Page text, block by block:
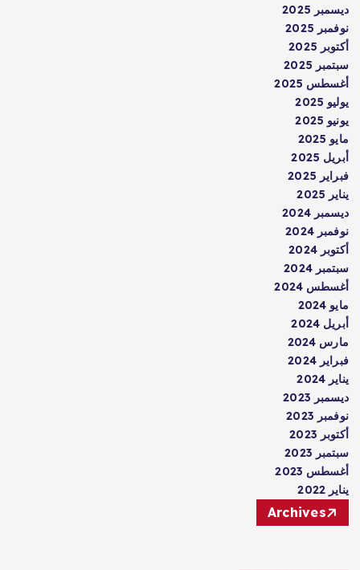
ديسمبر 2025
نوفمبر 2025
أكتوبر 2025
سبتمبر 2025
أغسطس 2025
يوليو 2025
يونيو 2025
مايو 2025
أبريل 2025
فبراير 2025
يناير 2025
ديسمبر 2024
نوفمبر 2024
أكتوبر 2024
سبتمبر 2024
أغسطس 2024
مايو 2024
أبريل 2024
مارس 2024
فبراير 2024
يناير 2024
ديسمبر 2023
نوفمبر 2023
أكتوبر 2023
سبتمبر 2023
أغسطس 2023
يناير 2022
Archives